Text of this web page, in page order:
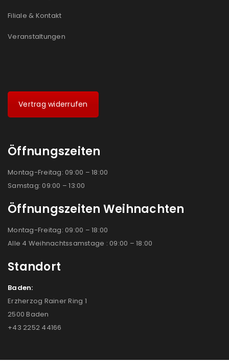
Filiale & Kontakt
Veranstaltungen
Vertrag widerrufen
Öffnungszeiten
Montag-Freitag: 09:00 – 18:00
Samstag: 09:00 – 13:00
Öffnungszeiten Weihnachten
Montag-Freitag: 09:00 – 18:00
Alle 4 Weihnachtssamstage : 09:00 – 18:00
Standort
Baden:
Erzherzog Rainer Ring 1
2500 Baden
+43 2252 44166